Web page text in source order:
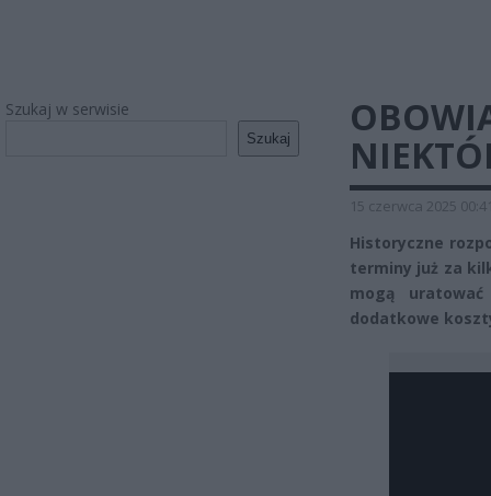
Szukaj w serwisie
Szukaj
15 czerwca 2025
Historyczne
terminy już za
mogą
dodatkowe